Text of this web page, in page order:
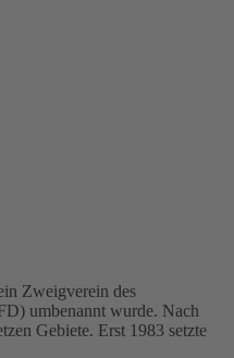
Zweigverein des
umbenannt wurde. Nach
Gebiete. Erst 1983 setzte